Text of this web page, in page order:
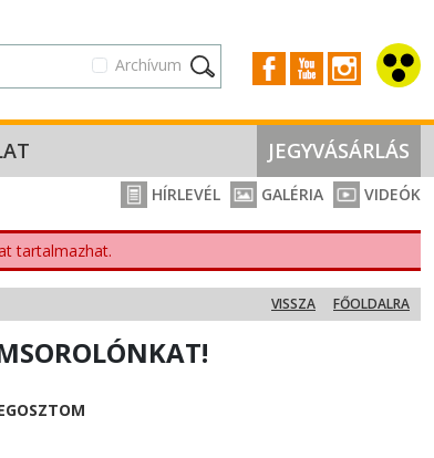
Archívum
JEGYVÁSÁRLÁS
HÍRLEVÉL GALÉRIA VIDEÓK
tartalmazhat.
FŐOLDALRA
VISSZA